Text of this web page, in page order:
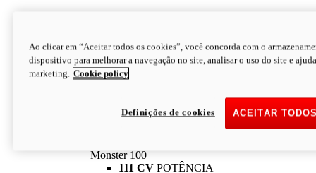
Monster
Monster 100
111 CV POTÊNCIA
Ao clicar em “Aceitar todos os cookies”, você concorda com o
dispositivo para melhorar a navegação no site, analisar o uso do site e
marketing. Cookie policy
ACEITAR
Definições de cookies